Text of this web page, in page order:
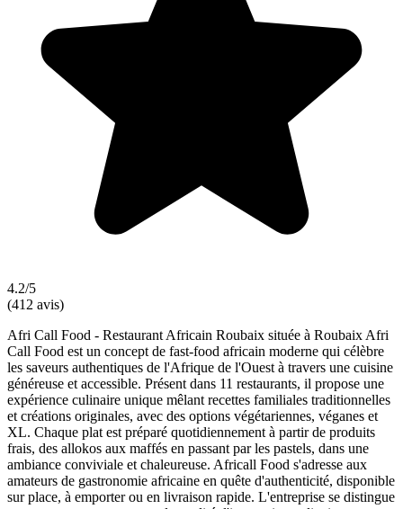
4.2/5
(412 avis)
Afri Call Food - Restaurant Africain Roubaix située à Roubaix Afri
Call Food est un concept de fast-food africain moderne qui célèbre
les saveurs authentiques de l'Afrique de l'Ouest à travers une cuisine
généreuse et accessible. Présent dans 11 restaurants, il propose une
expérience culinaire unique mêlant recettes familiales traditionnelles
et créations originales, avec des options végétariennes, véganes et
XL. Chaque plat est préparé quotidiennement à partir de produits
frais, des allokos aux maffés en passant par les pastels, dans une
ambiance conviviale et chaleureuse. Africall Food s'adresse aux
amateurs de gastronomie africaine en quête d'authenticité, disponible
sur place, à emporter ou en livraison rapide. L'entreprise se distingue